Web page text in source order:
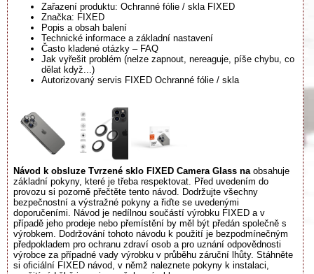
Zařazení produktu: Ochranné fólie / skla FIXED
Značka: FIXED
Popis a obsah balení
Technické informace a základní nastavení
Často kladené otázky – FAQ
Jak vyřešit problém (nelze zapnout, nereaguje, píše chybu, co
dělat když...)
Autorizovaný servis FIXED Ochranné fólie / skla
Návod k obsluze Tvrzené sklo FIXED Camera Glass naobsahuje
základní pokyny, které je třeba respektovat. Před uvedením do
provozu si pozorně přečtěte tento návod. Dodržujte všechny
bezpečnostní a výstražné pokyny a řiďte se uvedenými
doporučeními. Návod je nedílnou součástí výrobku FIXED a v
případě jeho prodeje nebo přemístění by měl být předán společně s
výrobkem. Dodržování tohoto návodu k použití je bezpodmínečným
předpokladem pro ochranu zdraví osob a pro uznání odpovědnosti
výrobce za případné vady výrobku v průběhu záruční lhůty. Stáhněte
si oficiální FIXED návod, v němž naleznete pokyny k instalaci,